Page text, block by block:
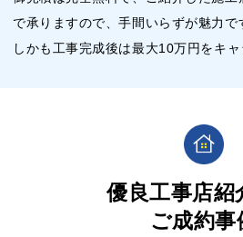
で承りますので、手間いらずが魅力で
しかも工事完成後は最大10万円をキャ
優良工事店紹
ご成約事